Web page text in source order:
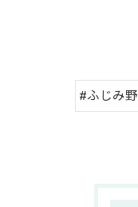
#ふじみ野